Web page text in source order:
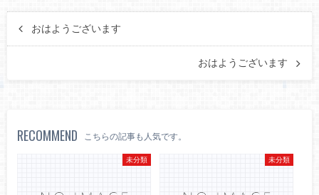
おはようございます
おはようございます
RECOMMEND こちらの記事も人気です。
未分類 未分類